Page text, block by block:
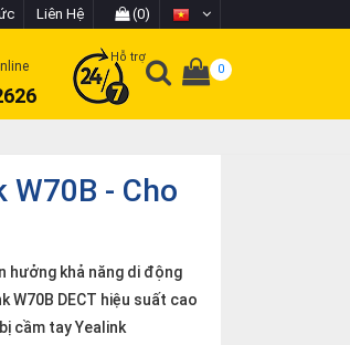
Liên Hệ (0)
Hỗ trợ
0
W70B - Cho
hưởng khả năng di động
W70B DECT hiệu suất cao
cầm tay Yealink